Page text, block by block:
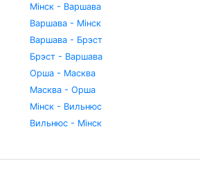
Мінск - Варшава
Варшава - Мінск
Варшава - Брэст
Брэст - Варшава
Орша - Масква
Масква - Орша
Мінск - Вильнюс
Вильнюс - Мінск